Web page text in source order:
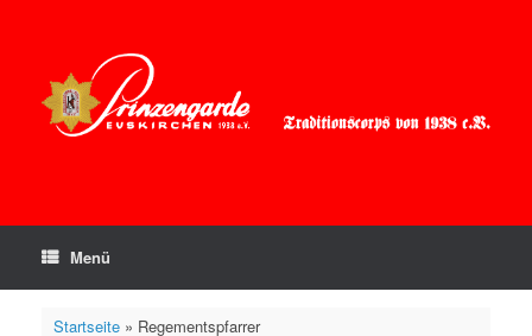
Menü
Startseite» Regementspfarrer